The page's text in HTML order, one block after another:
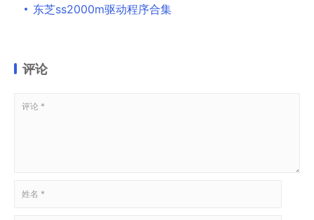
东芝ss2000m驱动程序合集
评论